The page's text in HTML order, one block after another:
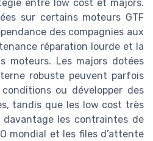
entre low cost et majors.
sur certains moteurs GTF
des compagnies aux
réparation lourde et la
moteurs. Les majors dotées
robuste peuvent parfois
ou développer des
tandis que les low cost très
davantage les contraintes de
mondial et les files d’attente